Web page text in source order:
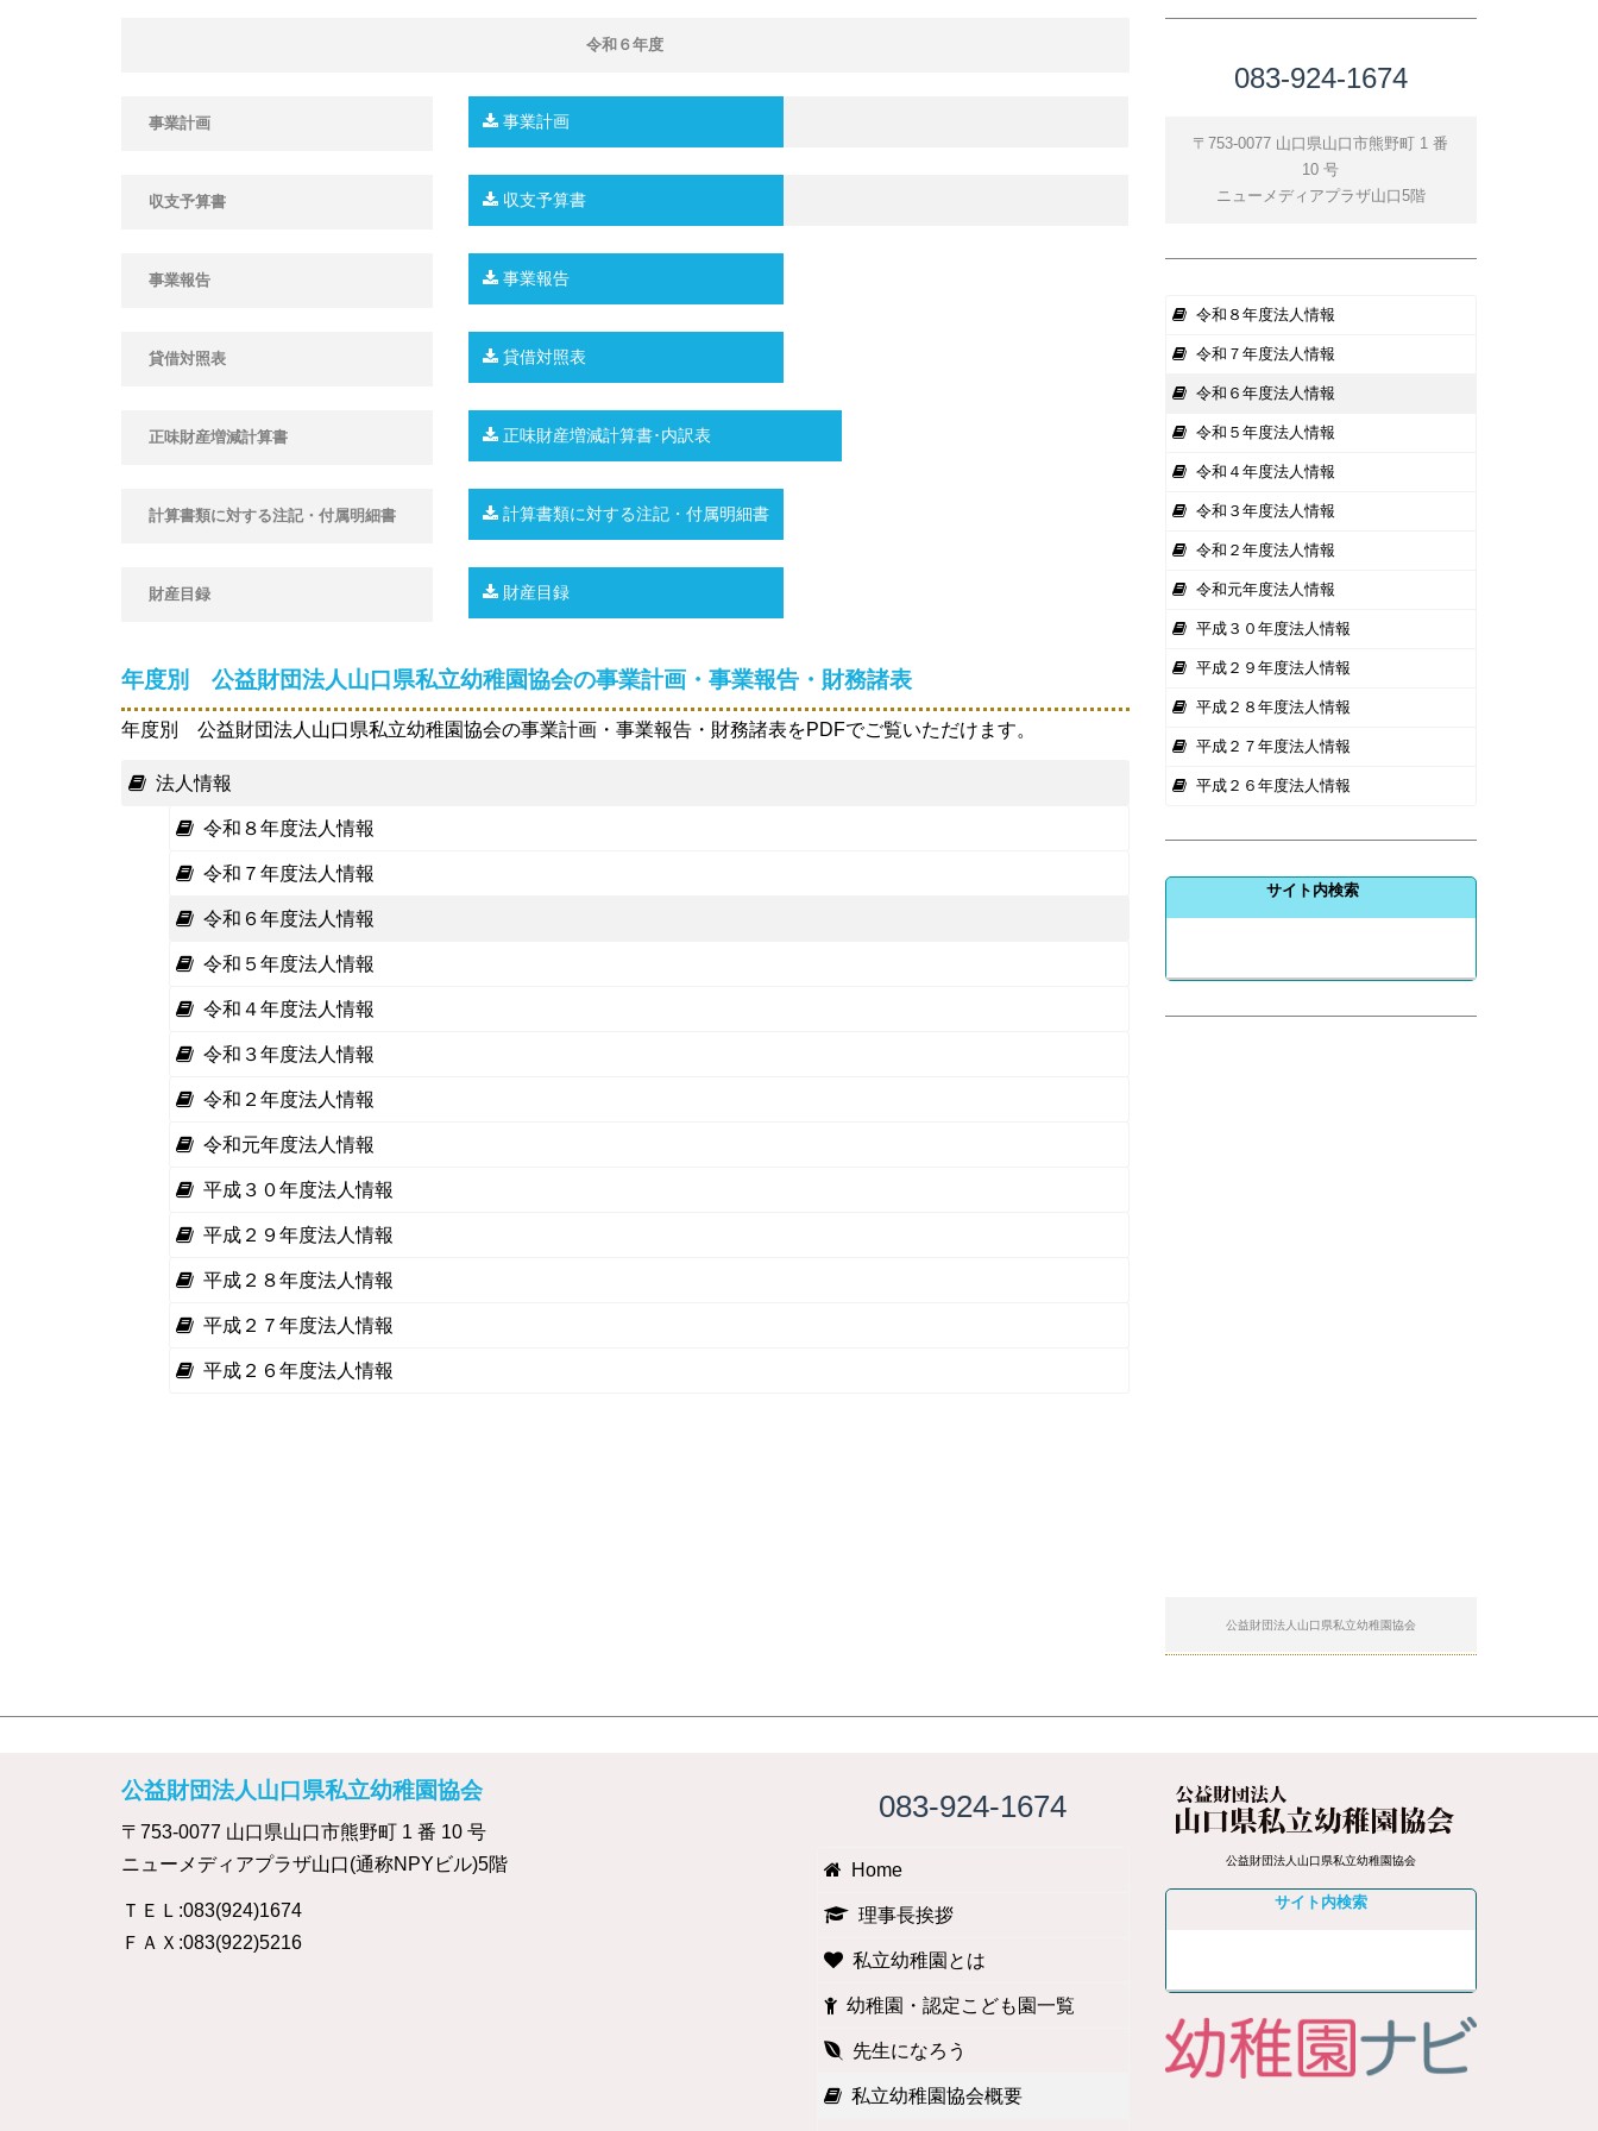
令和６年度
事業計画 事業計画
収支予算書 収支予算書
事業報告 事業報告
貸借対照表 貸借対照表
正味財産増減計算書 正味財産増減計算書･内訳表
計算書類に対する注記・付属明細書 計算書類に対する注記・付属明細書
財産目録 財産目録
年度別 公益財団法人山口県私立幼稚園協会の事業計画・事業報告・財務諸表
年度別 公益財団法人山口県私立幼稚園協会の事業計画・事業報告・財務諸表をPDFでご覧いただけます。
法人情報
令和８年度法人情報
令和７年度法人情報
令和６年度法人情報
令和５年度法人情報
令和４年度法人情報
令和３年度法人情報
令和２年度法人情報
令和元年度法人情報
平成３０年度法人情報
平成２９年度法人情報
平成２８年度法人情報
平成２７年度法人情報
平成２６年度法人情報
083-924-1674
〒753-0077 山口県山口市熊野町 1 番
10 号
ニューメディアプラザ山口5階
令和８年度法人情報
令和７年度法人情報
令和６年度法人情報
令和５年度法人情報
令和４年度法人情報
令和３年度法人情報
令和２年度法人情報
令和元年度法人情報
平成３０年度法人情報
平成２９年度法人情報
平成２８年度法人情報
平成２７年度法人情報
平成２６年度法人情報
サイト内検索
公益財団法人山口県私立幼稚園協会
公益財団法人山口県私立幼稚園協会
〒753-0077 山口県山口市熊野町 1 番 10 号
ニューメディアプラザ山口(通称NPYビル)5階
ＴＥＬ:083(924)1674
ＦＡＸ:083(922)5216
083-924-1674
Home
理事長挨拶
私立幼稚園とは
幼稚園・認定こども園一覧
先生になろう
私立幼稚園協会概要
公益財団法人山口県私立幼稚園協会
サイト内検索